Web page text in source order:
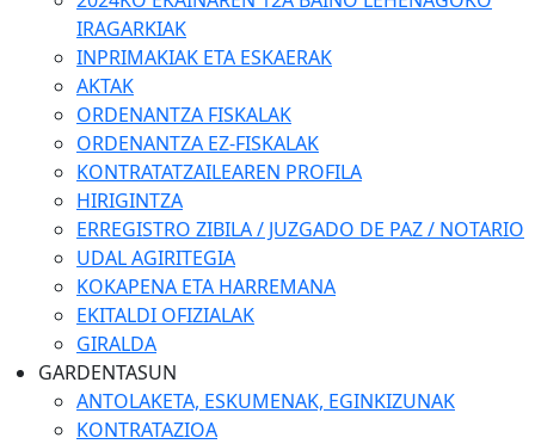
IRAGARKIAK
INPRIMAKIAK ETA ESKAERAK
AKTAK
ORDENANTZA FISKALAK
ORDENANTZA EZ-FISKALAK
KONTRATATZAILEAREN PROFILA
HIRIGINTZA
ERREGISTRO ZIBILA / JUZGADO DE PAZ / NOTARIO
UDAL AGIRITEGIA
KOKAPENA ETA HARREMANA
EKITALDI OFIZIALAK
GIRALDA
GARDENTASUN
ANTOLAKETA, ESKUMENAK, EGINKIZUNAK
KONTRATAZIOA